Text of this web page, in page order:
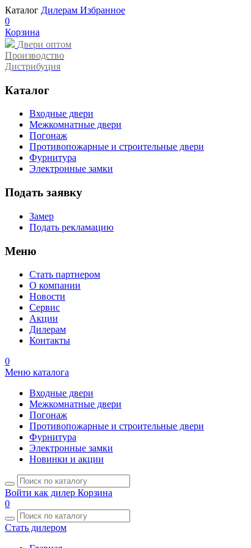
Каталог Дилерам Избранное
0
Корзина
Двери оптом
Производство
Дистрибуция
Каталог
Входные двери
Межкомнатные двери
Погонаж
Противопожарные и строительные двери
Фурнитура
Электронные замки
Подать заявку
Замер
Подать рекламацию
Меню
Стать партнером
О компании
Новости
Сервис
Акции
Дилерам
Контакты
0
Меню каталога
Входные двери
Межкомнатные двери
Погонаж
Противопожарные и строительные двери
Фурнитура
Электронные замки
Новинки и акции
Войти как дилер Корзина
0
Стать дилером